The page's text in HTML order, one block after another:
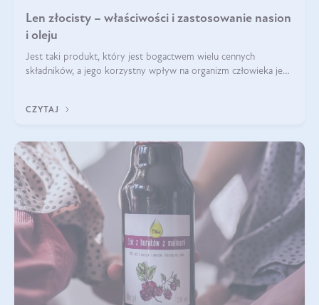
Len złocisty – właściwości i zastosowanie nasion
i oleju
Jest taki produkt, który jest bogactwem wielu cennych
składników, a jego korzystny wpływ na organizm człowieka jest
CZYTAJ